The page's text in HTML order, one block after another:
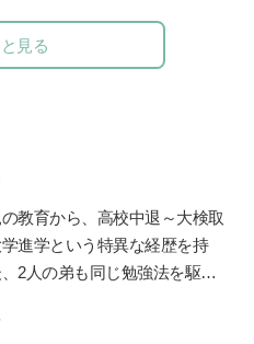
見る
教育から、高校中退～大検取
進学という特異な経歴を持
2人の弟も同じ勉強法を駆使
後、私立高校や職業訓練校で